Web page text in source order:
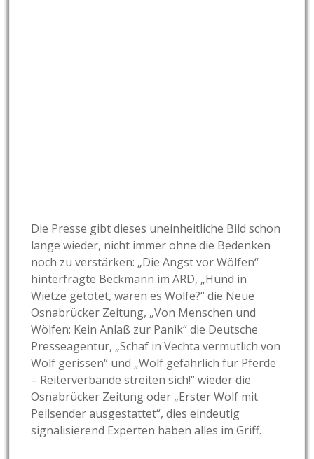
Die Presse gibt dieses uneinheitliche Bild schon
lange wieder, nicht immer ohne die Bedenken
noch zu verstärken: „Die Angst vor Wölfen“
hinterfragte Beckmann im ARD, „Hund in
Wietze getötet, waren es Wölfe?“ die Neue
Osnabrücker Zeitung, „Von Menschen und
Wölfen: Kein Anlaß zur Panik“ die Deutsche
Presseagentur, „Schaf in Vechta vermutlich von
Wolf gerissen“ und „Wolf gefährlich für Pferde
– Reiterverbände streiten sich!“ wieder die
Osnabrücker Zeitung oder „Erster Wolf mit
Peilsender ausgestattet“, dies eindeutig
signalisierend Experten haben alles im Griff.